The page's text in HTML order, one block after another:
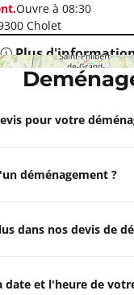
Ouvre à 08:30
Cholet
Plus
Ouvre à 08:00
?
pour votre
déménagement ?
dans nos devis de
date et l'heure de